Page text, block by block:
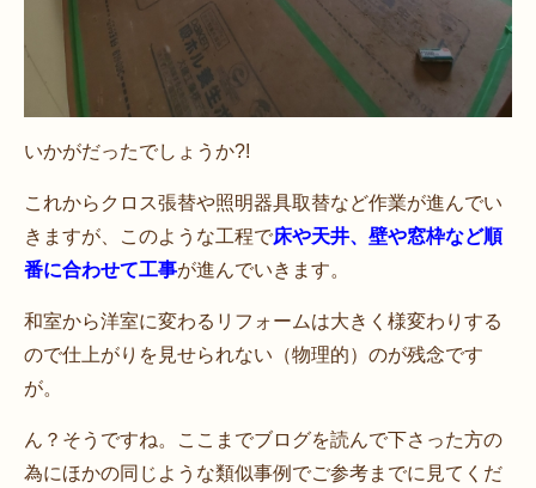
いかがだったでしょうか?!
これからクロス張替や照明器具取替など作業が進んでい
きますが、このような工程で床や天井、壁や窓枠など順
番に合わせて工事が進んでいきます。
和室から洋室に変わるリフォームは大きく様変わりする
ので仕上がりを見せられない（物理的）のが残念です
が。
ん？そうですね。ここまでブログを読んで下さった方の
為にほかの同じような類似事例でご参考までに見てくだ